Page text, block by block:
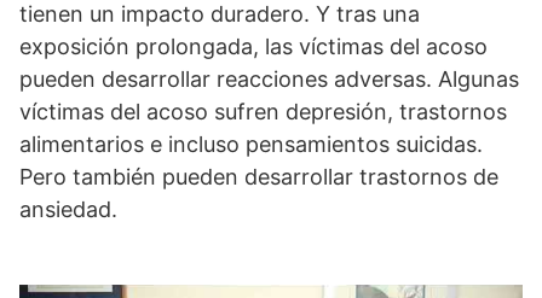
tienen un impacto duradero. Y tras una
exposición prolongada, las víctimas del acoso
pueden desarrollar reacciones adversas. Algunas
víctimas del acoso sufren depresión, trastornos
alimentarios e incluso pensamientos suicidas.
Pero también pueden desarrollar trastornos de
ansiedad.